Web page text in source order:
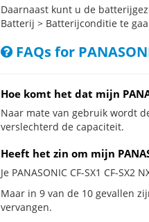
Daarnaast kunt u de
Batterij > Batterijconditie te
FAQs for
Hoe komt het dat mijn
Naar mate van gebruik wordt
verslechterd de capaciteit.
Heeft het zin om mijn
Je PANASONIC CF-SX1 CF-
Maar in 9 van de 10 gevallen
vervangen.